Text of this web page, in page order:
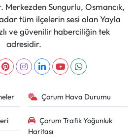
Merkezden Sungurlu, Osmancık,
tüm ilçelerin sesi olan Yayla
ve güvenilir haberciliğin tek
adresidir.
Çorum Hava Durumu
Çorum Trafik Yoğunluk
Haritası